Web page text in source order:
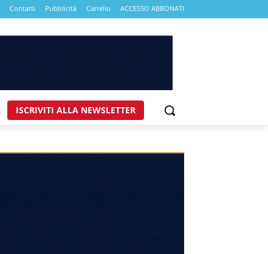
Contatti Pubblicità Carrello ACCESSO ABBONATI
ISCRIVITI ALLA NEWSLETTER